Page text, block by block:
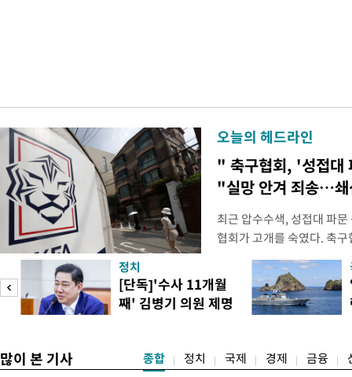
오늘의 헤드라인
" 축구협회, '성접대
"실망 안겨 죄송…
최근 압수수색, 성접대 파
협회가 고개를 숙였다. 축
관계자 여러분께 드리는
다. 축구협회는 최근 2026
컵 조별리그 탈락과 관련해
회에서 질타를 받은 데 이
정치
[단독]'수사 11개월
째' 김병기 의원 제명
많이 본 기사 종합 정치 국제 경제 금융